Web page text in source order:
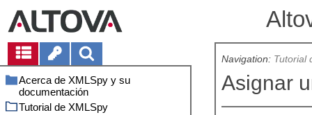
Acerca de XMLSpy y su
documentación
Novedades 2026
Tutorial de XMLSpy
Navigation: Tutorial
Asignar